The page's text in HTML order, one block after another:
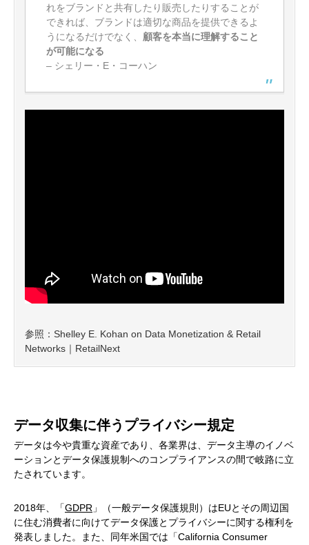
れをブランドと共有したり販売したりすることが
できれば、ブランドは適切な商品を提供できるよ
うになるだけでなく、 顧客を本当に理解すること
が可能になる
– シェリー・E・コーハン
参照：Shelley E. Kohan on Data Monetization & Retail
Networks｜RetailNext
データ収集に伴うプライバシー規定
データは今や貴重な資産であり、各業界は、データ主導のイノベ
ーションとデータ保護規制へのコンプライアンスの間で岐路に立
たされています。
2018年、「GDPR 」（一般データ保護規則）はEUとその周辺国
に住む消費者に向けてデータ保護とプライバシーに関する権利を
発表しました。また、同年米国では「California Consumer